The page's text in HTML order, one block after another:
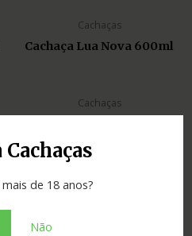
Cachaças
de 18 anos?
Não
Cachaças
Cachaça Lua Nova 600ml
Cachaças
Cachaças
amburana 700ml